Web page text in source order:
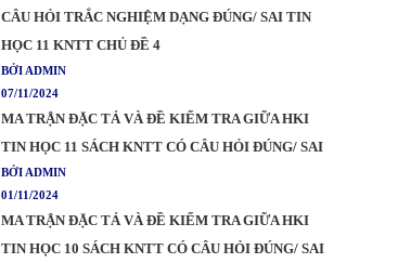
CÂU HỎI TRẮC NGHIỆM DẠNG ĐÚNG/ SAI TIN
HỌC 11 KNTT CHỦ ĐỀ 4
BỞI ADMIN
07/11/2024
MA TRẬN ĐẶC TẢ VÀ ĐỀ KIỂM TRA GIỮA HKI
TIN HỌC 11 SÁCH KNTT CÓ CÂU HỎI ĐÚNG/ SAI
BỞI ADMIN
01/11/2024
MA TRẬN ĐẶC TẢ VÀ ĐỀ KIỂM TRA GIỮA HKI
TIN HỌC 10 SÁCH KNTT CÓ CÂU HỎI ĐÚNG/ SAI